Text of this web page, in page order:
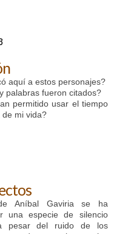
aquí a estos personajes?
palabras fueron citados?
permitido usar el tiempo
de mi vida?
Aníbal Gaviria se ha
una especie de silencio
pesar del ruido de los